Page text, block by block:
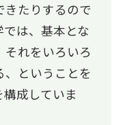
きたりするので
は、基本とな
れをいろいろ
、ということを
成していま